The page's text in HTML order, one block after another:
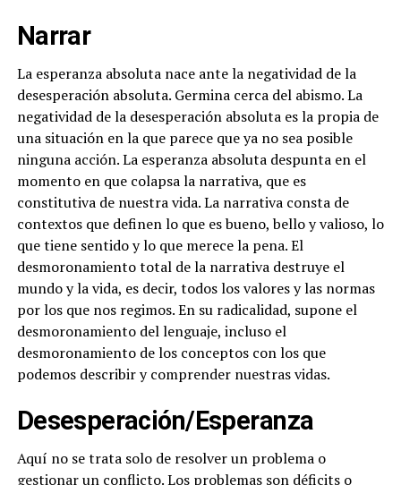
Narrar
La esperanza absoluta nace ante la negatividad de la
desesperación absoluta. Germina cerca del abismo. La
negatividad de la desesperación absoluta es la propia de
una situación en la que parece que ya no sea posible
ninguna acción. La esperanza absoluta despunta en el
momento en que colapsa la narrativa, que es
constitutiva de nuestra vida. La narrativa consta de
contextos que definen lo que es bueno, bello y valioso, lo
que tiene sentido y lo que merece la pena. El
desmoronamiento total de la narrativa destruye el
mundo y la vida, es decir, todos los valores y las normas
por los que nos regimos. En su radicalidad, supone el
desmoronamiento del lenguaje, incluso el
desmoronamiento de los conceptos con los que
podemos describir y comprender nuestras vidas.
Desesperación/Esperanza
Aquí no se trata solo de resolver un problema o
gestionar un conflicto. Los problemas son déficits o